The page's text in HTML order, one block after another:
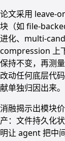
论文采用 leave-
块（如 file-
进化、multi-
compression 上
保持不变，再测
改动任何底层代
献单独归因出来。
消融揭示出模块
产：文件持久化
明让 agent 把中